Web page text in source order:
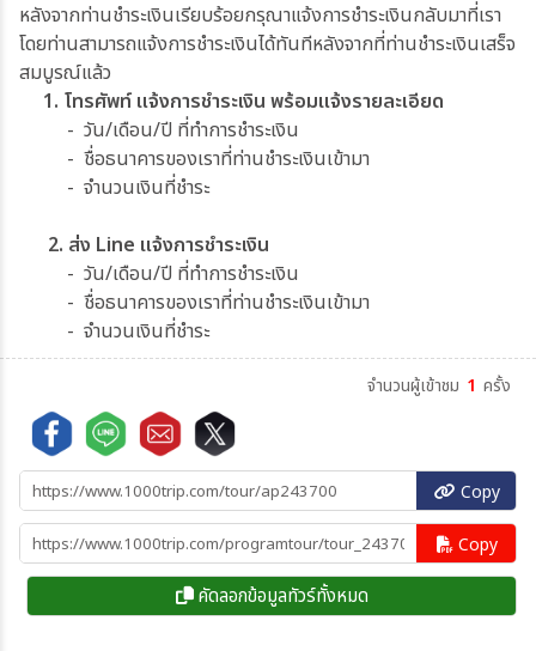
หลังจากท่านชำระเงินเรียบร้อยกรุณาแจ้งการชำระเงินกลับมาที่เรา
โดยท่านสามารถแจ้งการชำระเงินได้ทันทีหลังจากที่ท่านชำระเงินเสร็จ
สมบูรณ์แล้ว
1. โทรศัพท์ แจ้งการชำระเงิน พร้อมแจ้งรายละเอียด
- วัน/เดือน/ปี ที่ทำการชำระเงิน
- ชื่อธนาคารของเราที่ท่านชำระเงินเข้ามา
- จำนวนเงินที่ชำระ
2. ส่ง Line แจ้งการชำระเงิน
- วัน/เดือน/ปี ที่ทำการชำระเงิน
- ชื่อธนาคารของเราที่ท่านชำระเงินเข้ามา
- จำนวนเงินที่ชำระ
จำนวนผู้เข้าชม 1 ครั้ง
Copy
Copy
คัดลอกข้อมูลทัวร์ทั้งหมด